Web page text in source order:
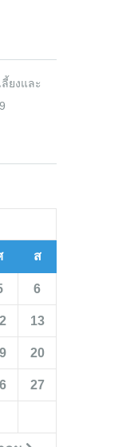
ยงและ
ส
6
13
20
27